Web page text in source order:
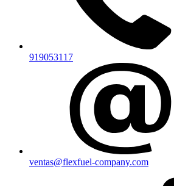
919053117
ventas@flexfuel-company.com